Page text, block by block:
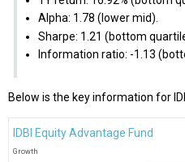
Alpha: 1.78 (lower mid).
Sharpe: 1.21 (bottom
Information ratio: -1.13
Below is the key information for
IDBI Equity Advantage Fund
Growth